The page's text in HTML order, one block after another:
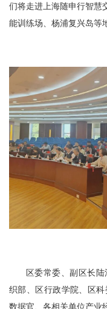
们将走进上海随申行智慧
能训练场、杨浦复兴岛等
区委常委、副区长
织部、区行政学院、区
数据官、各相关单位产业